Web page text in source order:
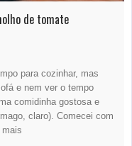
de tomate
para cozinhar, mas
e nem ver o tempo
comidinha gostosa e
claro). Comecei com